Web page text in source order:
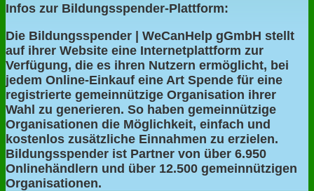
Infos zur Bildungsspender-Plattform:
Die Bildungsspender | WeCanHelp gGmbH stellt
auf ihrer Website eine Internetplattform zur
Verfügung, die es ihren Nutzern ermöglicht, bei
jedem Online-Einkauf eine Art Spende für eine
registrierte gemeinnützige Organisation ihrer
Wahl zu generieren. So haben gemeinnützige
Organisationen die Möglichkeit, einfach und
kostenlos zusätzliche Einnahmen zu erzielen.
Bildungsspender ist Partner von über 6.950
Onlinehändlern und über 12.500 gemeinnützigen
Organisationen.